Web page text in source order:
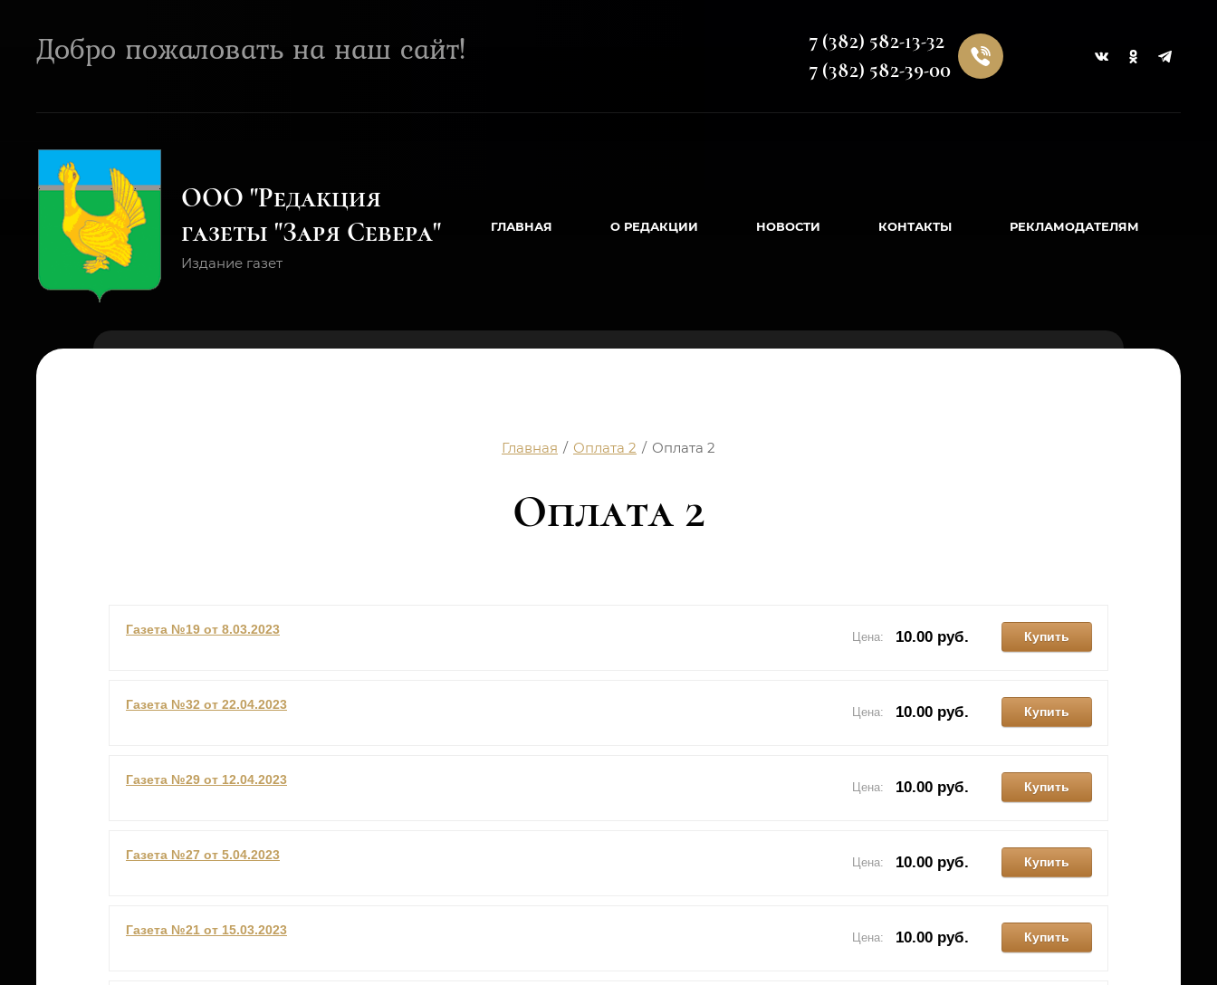
Добро пожаловать на наш сайт!
+7 (382) 582-13-32
+7 (382) 582-39-00
ООО "Редакция
газеты "Заря Севера"
Издание газет
ГЛАВНАЯ О РЕДАКЦИИ НОВОСТИ КОНТАКТЫ РЕКЛАМОДАТЕЛЯМ
ПОЛИТИКА ОБРАБОТКИ ПЕРСОНАЛЬНЫХ ДАННЫХ
Главная / Оплата 2 / Оплата 2
Оплата 2
Газета №19 от 8.03.2023
Цена: 10.00 руб. Купить
Газета №32 от 22.04.2023
Цена: 10.00 руб. Купить
Газета №29 от 12.04.2023
Цена: 10.00 руб. Купить
Газета №27 от 5.04.2023
Цена: 10.00 руб. Купить
Газета №21 от 15.03.2023
Цена: 10.00 руб. Купить